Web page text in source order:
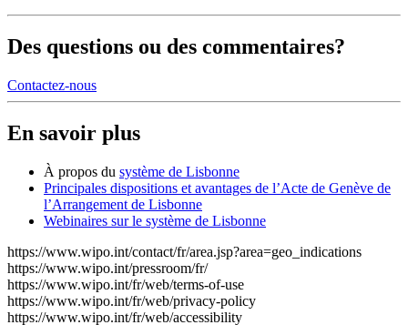
Des questions ou des commentaires?
Contactez-nous
En savoir plus
À propos du​​​​​​​ système de Lisbonne
Principales dispositions et avantages de l’Acte de Genève de
l’Arrangement de Lisbonne
Webinaires sur le système de Lisbonne
https://www.wipo.int/contact/fr/area.jsp?area=geo_indications
https://www.wipo.int/pressroom/fr/
https://www.wipo.int/fr/web/terms-of-use
https://www.wipo.int/fr/web/privacy-policy
https://www.wipo.int/fr/web/accessibility